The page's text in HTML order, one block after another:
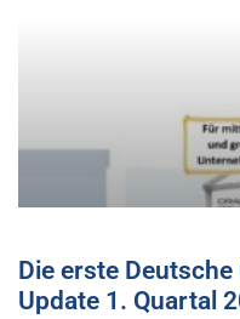
Die erste
Update 1. Quartal